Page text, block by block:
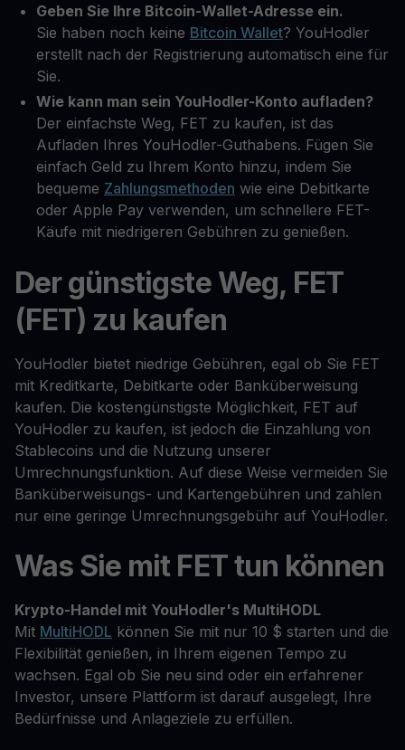
Geben Sie Ihre Bitcoin-Wallet-Adresse ein.
Sie haben noch keine Bitcoin Wallet? YouHodler
erstellt nach der Registrierung automatisch eine für
Sie.
Wie kann man sein YouHodler-Konto aufladen?
Der einfachste Weg, FET zu kaufen, ist das
Aufladen Ihres YouHodler-Guthabens. Fügen Sie
einfach Geld zu Ihrem Konto hinzu, indem Sie
bequeme Zahlungsmethoden wie eine Debitkarte
oder Apple Pay verwenden, um schnellere FET-
Käufe mit niedrigeren Gebühren zu genießen.
Der günstigste Weg, FET
(FET) zu kaufen
YouHodler bietet niedrige Gebühren, egal ob Sie FET
mit Kreditkarte, Debitkarte oder Banküberweisung
kaufen. Die kostengünstigste Möglichkeit, FET auf
YouHodler zu kaufen, ist jedoch die Einzahlung von
Stablecoins und die Nutzung unserer
Umrechnungsfunktion. Auf diese Weise vermeiden Sie
Banküberweisungs- und Kartengebühren und zahlen
nur eine geringe Umrechnungsgebühr auf YouHodler.
Was Sie mit FET tun können
Krypto-Handel mit YouHodler's MultiHODL
Mit MultiHODL können Sie mit nur 10 $ starten und die
Flexibilität genießen, in Ihrem eigenen Tempo zu
wachsen. Egal ob Sie neu sind oder ein erfahrener
Investor, unsere Plattform ist darauf ausgelegt, Ihre
Bedürfnisse und Anlageziele zu erfüllen.